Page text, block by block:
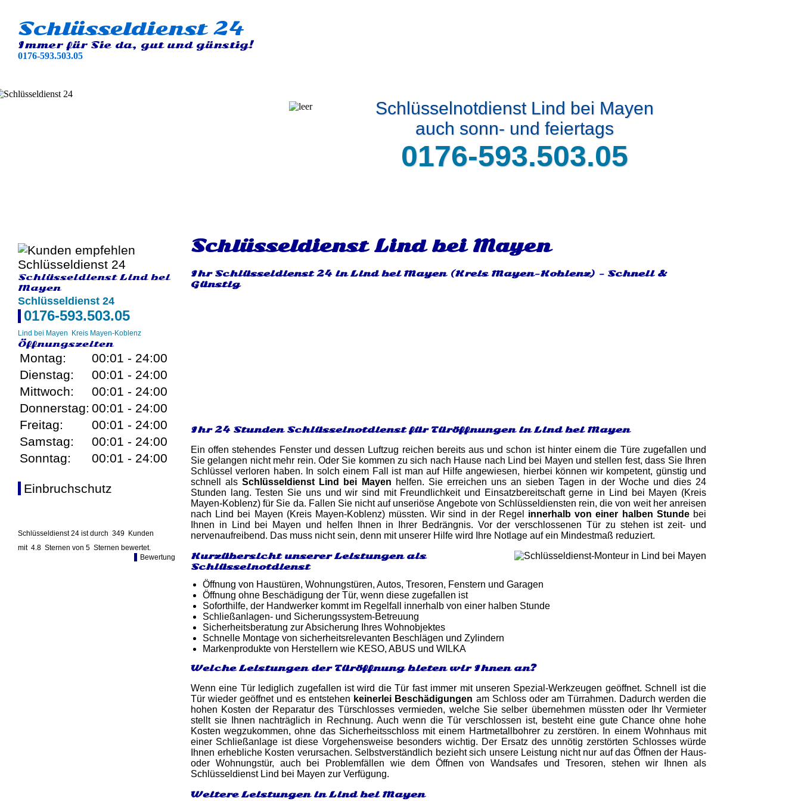
Schlüsseldienst 24
Immer für Sie da, gut und günstig!
0176-593.503.05
Schlüsselnotdienst Lind bei Mayen
auch sonn- und feiertags
0176-593.503.05
Schlüsseldienst Lind bei
Mayen
Schlüsseldienst 24
0176-593.503.05
Lind bei Mayen Kreis Mayen-Koblenz
Öffnungszeiten
Montag:
00:01 - 24:00
Dienstag:
00:01 - 24:00
Mittwoch:
00:01 - 24:00
Donnerstag: 00:01 - 24:00
Freitag:
00:01 - 24:00
Samstag:
00:01 - 24:00
Sonntag:
00:01 - 24:00
Einbruchschutz
Schlüsseldienst 24 ist durch 349 Kunden
mit 4.8 Sternen von 5 Sternen bewertet.
Bewertung
Schlüsseldienst Lind bei Mayen
Ihr Schlüsseldienst 24 in Lind bei Mayen (Kreis Mayen-Koblenz) - Schnell &
Günstig
Ihr 24 Stunden Schlüsselnotdienst für Türöffnungen in Lind bei Mayen
Ein offen stehendes Fenster und dessen Luftzug reichen bereits aus und schon ist hinter einem die Türe zugefallen und
Sie gelangen nicht mehr rein. Oder Sie kommen zu sich nach Hause nach Lind bei Mayen und stellen fest, dass Sie Ihren
Schlüssel verloren haben. In solch einem Fall ist man auf Hilfe angewiesen, hierbei können wir kompetent, günstig und
schnell alsSchlüsseldienst Lind bei Mayen helfen. Sie erreichen uns an sieben Tagen in der Woche und dies 24
Stunden lang. Testen Sie uns und wir sind mit Freundlichkeit und Einsatzbereitschaft gerne in Lind bei Mayen (Kreis
Mayen-Koblenz) für Sie da. Fallen Sie nicht auf unseriöse Angebote von Schlüsseldiensten rein, die von weit her anreisen
nach Lind bei Mayen (Kreis Mayen-Koblenz) müssten. Wir sind in der Regel innerhalb von einer halben Stundebei
Ihnen in Lind bei Mayen und helfen Ihnen in Ihrer Bedrängnis. Vor der verschlossenen Tür zu stehen ist zeit- und
nervenaufreibend. Das muss nicht sein, denn mit unserer Hilfe wird Ihre Notlage auf ein Mindestmaß reduziert.
Kurzübersicht unserer Leistungen als
Schlüsselnotdienst
Öffnung von Haustüren, Wohnungstüren, Autos, Tresoren, Fenstern und Garagen
Öffnung ohne Beschädigung der Tür, wenn diese zugefallen ist
Soforthilfe, der Handwerker kommt im Regelfall innerhalb von einer halben Stunde
Schließanlagen- und Sicherungssystem-Betreuung
Sicherheitsberatung zur Absicherung Ihres Wohnobjektes
Schnelle Montage von sicherheitsrelevanten Beschlägen und Zylindern
Markenprodukte von Herstellern wie KESO, ABUS und WILKA
Welche Leistungen der Türöffnung bieten wir Ihnen an?
Wenn eine Tür lediglich zugefallen ist wird die Tür fast immer mit unseren Spezial-Werkzeugen geöffnet. Schnell ist die
Tür wieder geöffnet und es entstehen keinerlei Beschädigungen am Schloss oder am Türrahmen. Dadurch werden die
hohen Kosten der Reparatur des Türschlosses vermieden, welche Sie selber übernehmen müssten oder Ihr Vermieter
stellt sie Ihnen nachträglich in Rechnung. Auch wenn die Tür verschlossen ist, besteht eine gute Chance ohne hohe
Kosten wegzukommen, ohne das Sicherheitsschloss mit einem Hartmetallbohrer zu zerstören. In einem Wohnhaus mit
einer Schließanlage ist diese Vorgehensweise besonders wichtig. Der Ersatz des unnötig zerstörten Schlosses würde
Ihnen erhebliche Kosten verursachen. Selbstverständlich bezieht sich unsere Leistung nicht nur auf das Öffnen der Haus-
oder Wohnungstür, auch bei Problemfällen wie dem Öffnen von Wandsafes und Tresoren, stehen wir Ihnen als
Schlüsseldienst Lind bei Mayen zur Verfügung.
Weitere Leistungen in Lind bei Mayen